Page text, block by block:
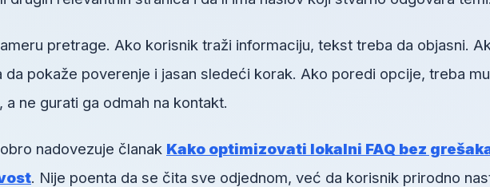
pretrage. Ako korisnik traži informaciju, tekst treba da objasni.
da pokaže poverenje i jasan sledeći korak. Ako poredi opcije, treba mu
ne gurati ga odmah na kontakt.
nadovezuje članak Kako optimizovati lokalni FAQ bez
. Nije poenta da se čita sve odjednom, već da korisnik prirodno